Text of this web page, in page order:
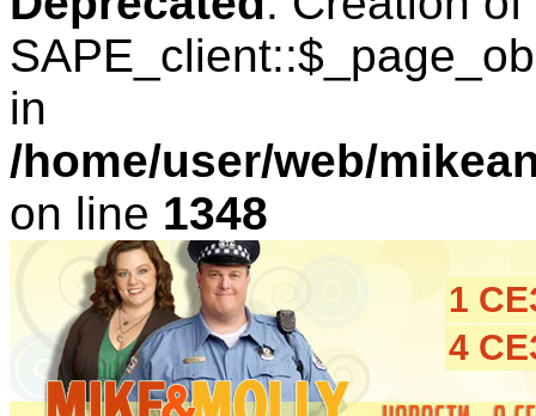
in
/home/user/web/
on line 1348
1
4